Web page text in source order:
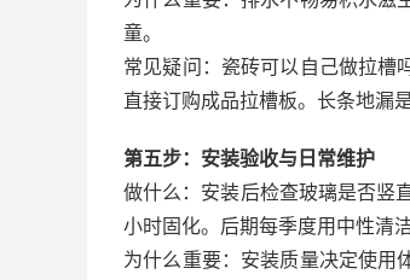
童。
常见疑问：瓷砖可以自己做拉
直接订购成品拉槽板。长条地漏
第五步：安装验收与日常维护
做什么：安装后检查玻璃是否竖
小时固化。后期每季度用中性清
为什么重要：安装质量决定使用